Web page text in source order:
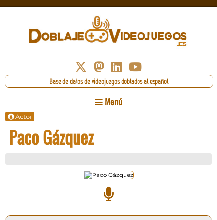
Base de datos de videojuegos doblados al español
Menú
Actor
Paco Gázquez